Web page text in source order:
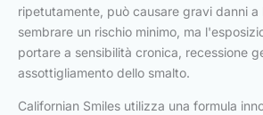
ripetutamente, può causare gravi danni a
sembrare un rischio minimo, ma
portare a sensibilità cronica, recessione
assottigliamento dello smalto.
Californian Smiles utilizza una formula